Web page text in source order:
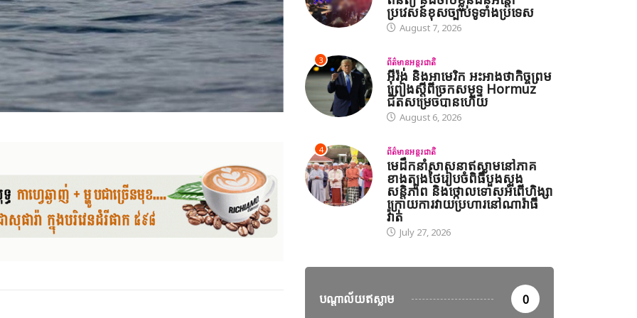
ប្រវេសន៍ខុសច្បាប់ទូទាំងប្រទេស
August 7, 2026
3 ព័ត៌មានអន្តរជាតិ
អ៊ីរ៉ង់ និងអាមេរិក អះអាងថាកិច្ចព្រម
ព្រៀងស្តីពីច្រកសមុទ្ទ Hormuz
ជិតសម្រេចបានហើយ
August 6, 2026
4 ព័ត៌មានអន្តរជាតិ
មេដឹកនាំសាសនាឥស្លាមនៅភាគ
ខាងត្បូងថៃរៀបចំពិធីបួងសួង
សន្តិភាព និងថ្កោលទោសអំពើហិង្សា
ក្រោយការវាយប្រហារនៅណារ៉ាធី
វ៉ាត់
July 27, 2026
បណ្តាល័យឥស្លាម 0